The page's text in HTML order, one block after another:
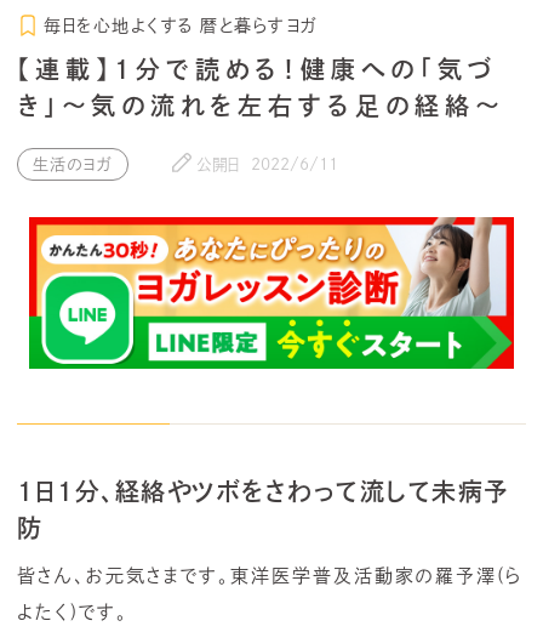
毎日を心地よくする 暦と暮らすヨガ
【連載】1分で読める！健康への「気づ
き」～気の流れを左右する足の経絡～
生活のヨガ 公開日 2022/6/11
1日1分、経絡やツボをさわって流して未病予
防
皆さん、お元気さまです。東洋医学普及活動家の羅予澤(ら
よたく)です。